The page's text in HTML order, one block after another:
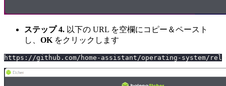
ステップ 4. 以下の URL を空欄にコピー＆ペースト
し、 OK をクリックします
https://github.com/home-assistant/operating-system/